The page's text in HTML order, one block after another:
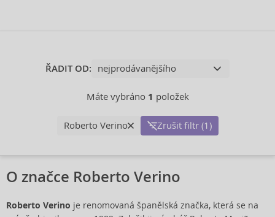
ŘADIT OD:
Máte vybráno 1 položek
Roberto Verino Zrušit filtr (1)
O značce Roberto Verino
Roberto Verino je renomovaná španělská značka, která se na